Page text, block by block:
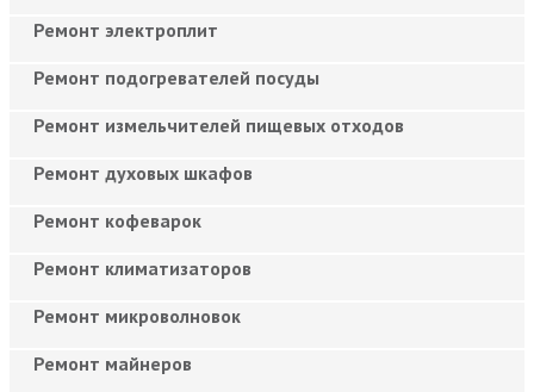
Ремонт электроплит
Ремонт подогревателей посуды
Ремонт измельчителей пищевых отходов
Ремонт духовых шкафов
Ремонт кофеварок
Ремонт климатизаторов
Ремонт микроволновок
Ремонт майнеров